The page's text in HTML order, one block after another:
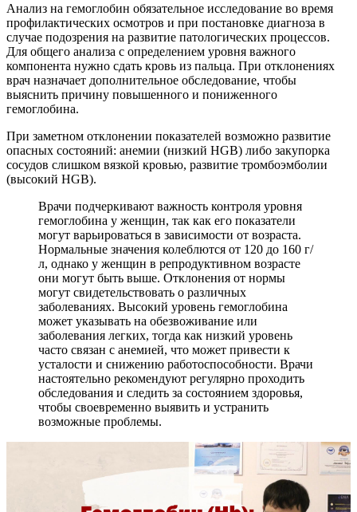
Анализ на гемоглобин обязательное исследование во время
профилактических осмотров и при постановке диагноза в
случае подозрения на развитие патологических процессов.
Для общего анализа с определением уровня важного
компонента нужно сдать кровь из пальца. При отклонениях
врач назначает дополнительное обследование, чтобы
выяснить причину повышенного и пониженного
гемоглобина.
При заметном отклонении показателей возможно развитие
опасных состояний: анемии (низкий HGB) либо закупорка
сосудов слишком вязкой кровью, развитие тромбоэмболии
(высокий HGB).
Врачи подчеркивают важность контроля уровня
гемоглобина у женщин, так как его показатели
могут варьироваться в зависимости от возраста.
Нормальные значения колеблются от 120 до 160 г/
л, однако у женщин в репродуктивном возрасте
они могут быть выше. Отклонения от нормы
могут свидетельствовать о различных
заболеваниях. Высокий уровень гемоглобина
может указывать на обезвоживание или
заболевания легких, тогда как низкий уровень
часто связан с анемией, что может привести к
усталости и снижению работоспособности. Врачи
настоятельно рекомендуют регулярно проходить
обследования и следить за состоянием здоровья,
чтобы своевременно выявить и устранить
возможные проблемы.